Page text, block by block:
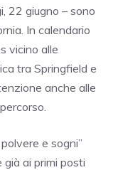
22 giugno – sono
In calendario
vicino alle
tra Springfield e
anche alle
e sogni”
già ai primi posti